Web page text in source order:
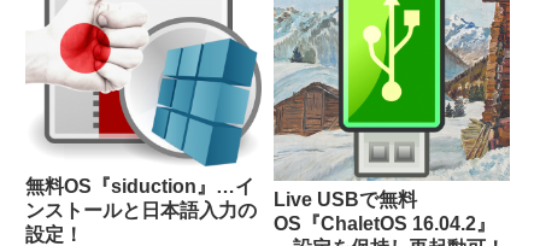
無料OS『siduction』…イ
ンストールと日本語入力の
設定！
Live USBで無料
OS『ChaletOS 16.04.2』